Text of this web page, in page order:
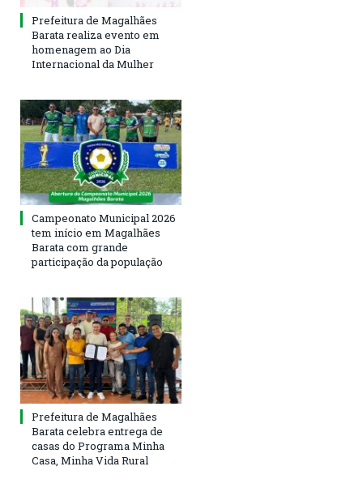
Prefeitura de Magalhães
Barata realiza evento em
homenagem ao Dia
Internacional da Mulher
Campeonato Municipal 2026
tem início em Magalhães
Barata com grande
participação da população
Prefeitura de Magalhães
Barata celebra entrega de
casas do Programa Minha
Casa, Minha Vida Rural